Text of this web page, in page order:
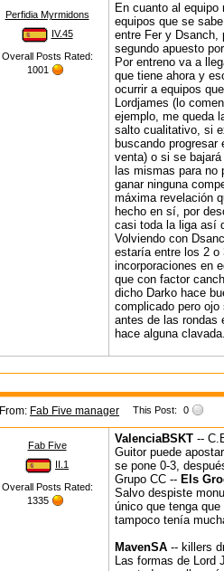
Perfidia Myrmidons
IV.45
Overall Posts Rated:
1001
En cuanto al
equipos que se
entre Fer y Dsanch,
segundo apuesto
Por entreno va a
que tiene ahora y
ocurrir a equipos
Lordjames (lo
ejemplo, me queda
salto cualitativo, si
buscando
venta) o si se
las mismas para no
ganar ninguna
máxima revelación
hecho en sí, por
casi toda la liga así
Volviendo con
estaría entre los 2 o
incorporaciones en
que con factor
dicho Darko hace
complicado pero
antes de las rondas
hace alguna
From: Fab Five manager This Post: 0
Fab Five
II.1
Overall Posts Rated:
1335
ValenciaBSKT --
Guitor puede
se pone 0-3,
Grupo CC -- Els
Salvo despiste
único que tenga
tampoco tenía
MavenSA -- killers
Las formas de Lord